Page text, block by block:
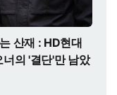
산재 : HD현대
의 '결단'만 남았